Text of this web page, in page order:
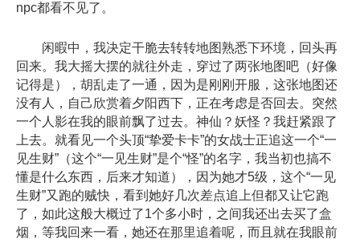
npc都看不见了。
闲暇中，我决定干脆去转转地图熟悉下环境，回头再
回来。我大摇大摆的就往外走，穿过了两张地图吧（好像
记得是），胡乱走了一通，因为是刚刚开服，这张地图还
没有人，自己欣赏着夕阳西下，正在考虑是否回去。突然
一个人影在我的眼前飘了过去。神仙？妖怪？我赶紧跟了
上去。就看见一个头顶“挚爱卡卡”的女战士正追这一个“一
见生财”（这个“一见生财”是个“怪”的名字，我当初也搞不
懂是什么东西，后来才知道），因为她才5级，这个“一见
生财”又跑的贼快，看到她好几次差点追上但都又让它跑
了，如此这般大概过了1个多小时，之间我还出去买了盒
烟，等我回来一看，她还在那里追着呢，而且就在我眼前